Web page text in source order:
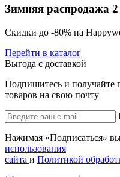
Зимняя распродажа 2
Скидки до -80% на
Перейти в каталог
Выгода с доставкой
Подпишитесь и получайте
товаров на свою почту
Нажимая «Подписаться» вы
использования
сайта и Политикой